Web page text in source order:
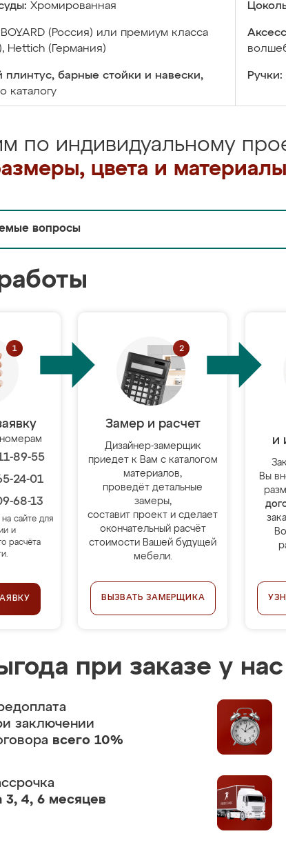
Хромированная
BOYARD (Россия) или премиум класса
Hettich (Германия)
плинтус, барные стойки и навески,
каталогу
Ручки:
по индивидуальному
цвета и материалы
вопросы
89-55
24-01
68-13
на сайте для
и
расчёта
Замер и расчет
Дизайнер-замерщик
приедет к Вам с каталогом
материалов,
проведёт детальные
замеры,
составит проект и сделает
окончательный расчёт
стоимости Вашей будущей
мебели.
ВЫЗВАТЬ ЗАМЕРЩИКА
и
Вы
при заказе у нас
заключении
всего 10%
3, 4, 6 месяцев